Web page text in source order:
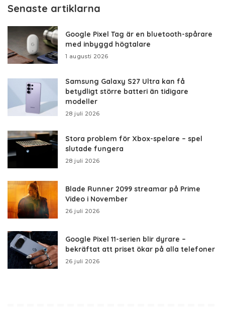
Senaste artiklarna
Google Pixel Tag är en bluetooth-spårare
med inbyggd högtalare
1 augusti 2026
Samsung Galaxy S27 Ultra kan få
betydligt större batteri än tidigare
modeller
28 juli 2026
Stora problem för Xbox-spelare – spel
slutade fungera
28 juli 2026
Blade Runner 2099 streamar på Prime
Video i November
26 juli 2026
Google Pixel 11-serien blir dyrare –
bekräftat att priset ökar på alla telefoner
26 juli 2026